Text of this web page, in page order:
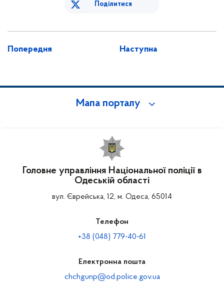
Поділитися
Попередня Наступна
Мапа порталу
Головне управління Національної поліції в
Одеській області
вул. Єврейська, 12, м. Одеса, 65014
Телефон
+38 (048) 779-40-61
Електронна пошта
chchgunp@od.police.gov.ua